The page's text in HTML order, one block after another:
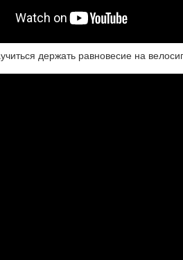
держать равновесие на